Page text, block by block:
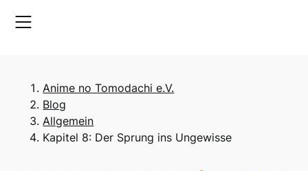
Anime no Tomodachi e.V.
Blog
Allgemein
Kapitel 8: Der Sprung ins Ungewisse